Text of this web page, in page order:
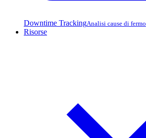
Downtime TrackingAnalisi cause di fermo
Risorse